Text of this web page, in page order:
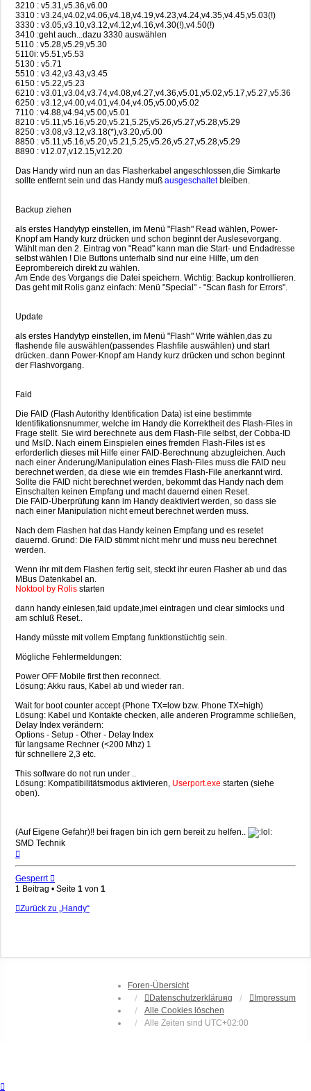
3210 : v5.31,v5.36,v6.00
3310 : v3.24,v4.02,v4.06,v4.18,v4.19,v4.23,v4.24,v4.35,v4.45,v5.03(!)
3330 : v3.05,v3.10,v3.12,v4.12,v4.16,v4.30(!),v4.50(!)
3410 :geht auch...dazu 3330 auswählen
5110 : v5.28,v5.29,v5.30
5110i: v5.51,v5.53
5130 : v5.71
5510 : v3.42,v3.43,v3.45
6150 : v5.22,v5.23
6210 : v3.01,v3.04,v3.74,v4.08,v4.27,v4.36,v5.01,v5.02,v5.17,v5.27,v5.36
6250 : v3.12,v4.00,v4.01,v4.04,v4.05,v5.00,v5.02
7110 : v4.88,v4.94,v5.00,v5.01
8210 : v5.11,v5.16,v5.20,v5.21,5.25,v5.26,v5.27,v5.28,v5.29
8250 : v3.08,v3.12,v3.18(*),v3.20,v5.00
8850 : v5.11,v5.16,v5.20,v5.21,5.25,v5.26,v5.27,v5.28,v5.29
8890 : v12.07,v12.15,v12.20
Das Handy wird nun an das Flasherkabel angeschlossen,die Simkarte
sollte entfernt sein und das Handy muß ausgeschaltetbleiben.
Backup ziehen
als erstes Handytyp einstellen, im Menü "Flash" Read wählen, Power-
Knopf am Handy kurz drücken und schon beginnt der Auslesevorgang.
Wählt man den 2. Eintrag von "Read" kann man die Start- und Endadresse
selbst wählen ! Die Buttons unterhalb sind nur eine Hilfe, um den
Eeprombereich direkt zu wählen.
Am Ende des Vorgangs die Datei speichern. Wichtig: Backup kontrollieren.
Das geht mit Rolis ganz einfach: Menü "Special" - "Scan flash for Errors".
Update
als erstes Handytyp einstellen, im Menü "Flash" Write wählen,das zu
flashende file auswählen(passendes Flashfile auswählen) und start
drücken..dann Power-Knopf am Handy kurz drücken und schon beginnt
der Flashvorgang.
Faid
Die FAID (Flash Autorithy Identification Data) ist eine bestimmte
Identifikationsnummer, welche im Handy die Korrektheit des Flash-Files in
Frage stellt. Sie wird berechnete aus dem Flash-File selbst, der Cobba-ID
und MsID. Nach einem Einspielen eines fremden Flash-Files ist es
erforderlich dieses mit Hilfe einer FAID-Berechnung abzugleichen. Auch
nach einer Änderung/Manipulation eines Flash-Files muss die FAID neu
berechnet werden, da diese wie ein fremdes Flash-File anerkannt wird.
Sollte die FAID nicht berechnet werden, bekommt das Handy nach dem
Einschalten keinen Empfang und macht dauernd einen Reset.
Die FAID-Überprüfung kann im Handy deaktiviert werden, so dass sie
nach einer Manipulation nicht erneut berechnet werden muss.
Nach dem Flashen hat das Handy keinen Empfang und es resetet
dauernd. Grund: Die FAID stimmt nicht mehr und muss neu berechnet
werden.
Wenn ihr mit dem Flashen fertig seit, steckt ihr euren Flasher ab und das
MBus Datenkabel an.
Noktool by Rolis starten
dann handy einlesen,faid update,imei eintragen und clear simlocks und
am schluß Reset..
Handy müsste mit vollem Empfang funktionstüchtig sein.
Mögliche Fehlermeldungen:
Power OFF Mobile first then reconnect.
Lösung: Akku raus, Kabel ab und wieder ran.
Wait for boot counter accept (Phone TX=low bzw. Phone TX=high)
Lösung: Kabel und Kontakte checken, alle anderen Programme schließen,
Delay Index verändern:
Options - Setup - Other - Delay Index
für langsame Rechner (<200 Mhz) 1
für schnellere 2,3 etc.
This software do not run under ..
Lösung: Kompatibilitätsmodus aktivieren, Userport.exe starten (siehe
oben).
(Auf Eigene Gefahr)!! bei fragen bin ich gern bereit zu helfen..
SMD Technik
Gesperrt
1 Beitrag • Seite 1 von 1
Zurück zu „Handy“
Foren-Übersicht
Datenschutzerklärung
Impressum
Alle Cookies löschen
Alle Zeiten sind UTC+02:00